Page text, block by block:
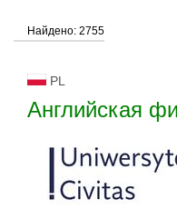
Найдено: 2755
PL
Английская